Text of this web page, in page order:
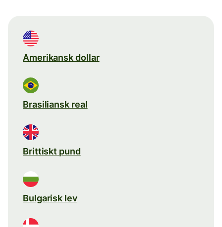
Amerikansk dollar
Brasiliansk real
Brittiskt pund
Bulgarisk lev